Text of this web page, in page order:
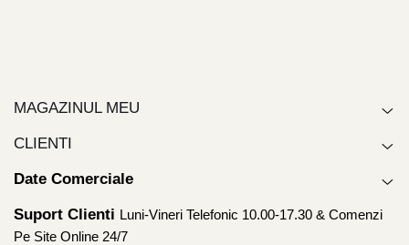
MAGAZINUL MEU
CLIENTI
Date Comerciale
Suport Clienti Luni-Vineri Telefonic 10.00-17.30 & Comenzi
Pe Site Online 24/7